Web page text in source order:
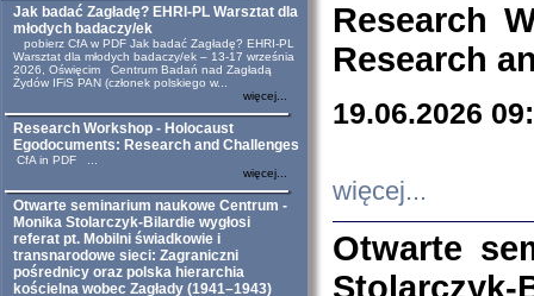
Jak badać Zagładę? EHRI-PL Warsztat dla
młodych badaczy/ek
pobierz CfA w PDF Jak badać Zagładę? EHRI-PL
Warsztat dla młodych badaczy/ek – 13-17 września
2026, Oświęcim Centrum Badań nad Zagładą
Żydów IFiS PAN (członek polskiego w...
więcej...
Research Workshop - Holocaust
Egodocuments: Research and Challenges
CfA in PDF ...
więcej...
Otwarte seminarium naukowe Centrum -
Monika Stolarczyk-Bilardie wygłosi
referat pt. Mobilni świadkowie i
transnarodowe sieci: Zagraniczni
pośrednicy oraz polska hierarchia
kościelna wobec Zagłady (1941–1943)
Research
Research
19.06.2026
więcej...
Otwarte